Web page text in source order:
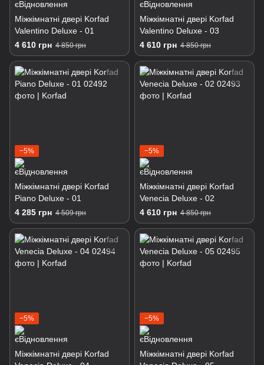
Міжкімнатні двері Korfad
Valentino Deluxe - 01
4 610 грн 4 850 грн
Міжкімнатні двері Korfad
Valentino Deluxe - 03
4 610 грн 4 850 грн
−5%
Міжкімнатні двері Korfad
Piano Deluxe - 01
4 285 грн 4 509 грн
−5%
Міжкімнатні двері Korfad
Venecia Deluxe - 02
4 610 грн 4 850 грн
−5%
Міжкімнатні двері Korfad
−5%
Міжкімнатні двері Korfad